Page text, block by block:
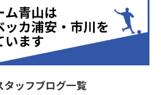
タッフブログ一覧